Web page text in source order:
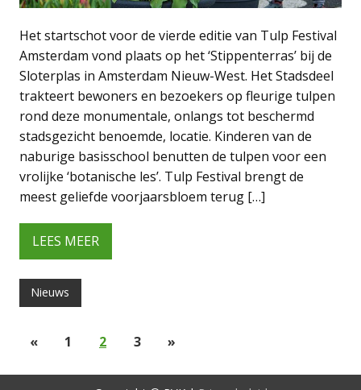
Het startschot voor de vierde editie van Tulp Festival
Amsterdam vond plaats op het ‘Stippenterras’ bij de
Sloterplas in Amsterdam Nieuw-West. Het Stadsdeel
trakteert bewoners en bezoekers op fleurige tulpen
rond deze monumentale, onlangs tot beschermd
stadsgezicht benoemde, locatie. Kinderen van de
naburige basisschool benutten de tulpen voor een
vrolijke ‘botanische les’. Tulp Festival brengt de
meest geliefde voorjaarsbloem terug […]
LEES MEER
Nieuws
« 1 2 3 »